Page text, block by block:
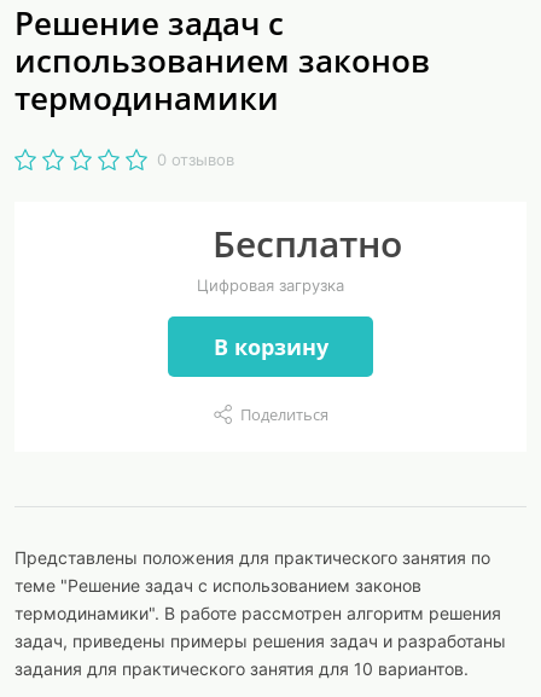
Решение задач с
использованием законов
термодинамики
0 отзывов
Бесплатно
Цифровая загрузка
В корзину
Поделиться
Представлены положения для практического занятия по
теме "Решение задач с использованием законов
термодинамики". В работе рассмотрен алгоритм решения
задач, приведены примеры решения задач и разработаны
задания для практического занятия для 10 вариантов.